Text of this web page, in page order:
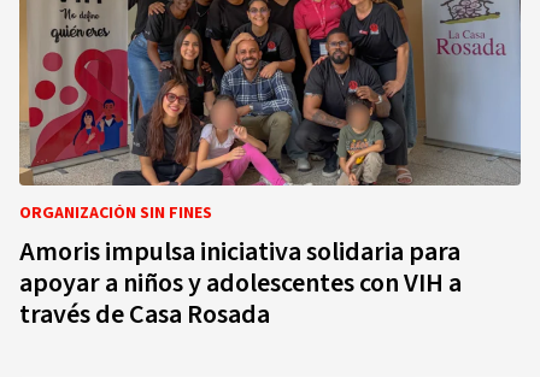
ORGANIZACIÓN SIN FINES
Amoris impulsa iniciativa solidaria para
apoyar a niños y adolescentes con VIH a
través de Casa Rosada